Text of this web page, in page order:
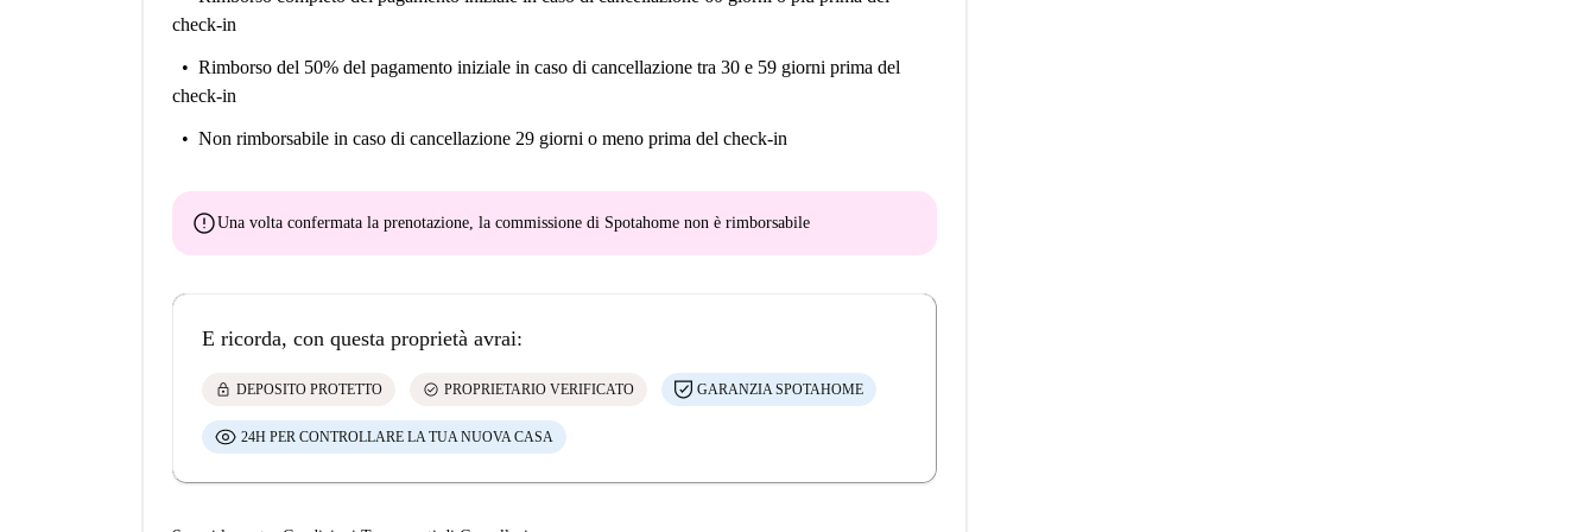
check-in
Rimborso del 50% del pagamento iniziale in caso di cancellazione tra 30 e 59 giorni prima del
check-in
Non rimborsabile in caso di cancellazione 29 giorni o meno prima del check-in
errorUna volta confermata la prenotazione, la commissione di Spotahome non è rimborsabile
E ricorda, con questa proprietà avrai:
lock DEPOSITO PROTETTO check_circle PROPRIETARIO VERIFICATO GARANZIA SPOTAHOME
24H PER CONTROLLARE LA TUA NUOVA CASA